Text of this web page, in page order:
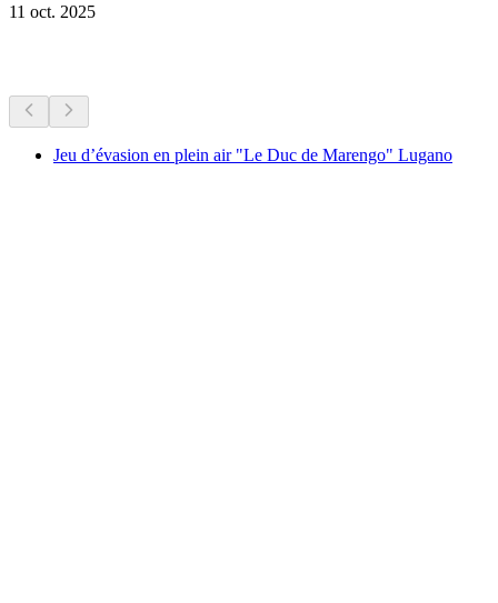
11 oct. 2025
Jeu d’évasion en plein air "Le Duc de Marengo" Lugano